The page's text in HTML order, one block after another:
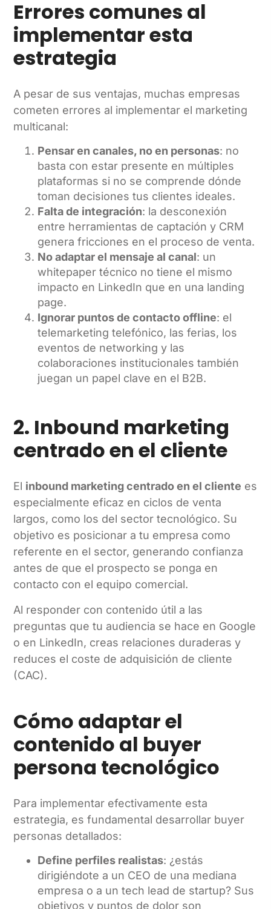
Errores comunes al
implementar esta
estrategia
A pesar de sus ventajas, muchas empresas
cometen errores al implementar el marketing
multicanal:
Pensar en canales, no en personas: no
basta con estar presente en múltiples
plataformas si no se comprende dónde
toman decisiones tus clientes ideales.
Falta de integración: la desconexión
entre herramientas de captación y CRM
genera fricciones en el proceso de venta.
No adaptar el mensaje al canal: un
whitepaper técnico no tiene el mismo
impacto en LinkedIn que en una landing
page.
Ignorar puntos de contacto offline: el
telemarketing telefónico, las ferias, los
eventos de networking y las
colaboraciones institucionales también
juegan un papel clave en el B2B.
2. Inbound marketing
centrado en el cliente
El inbound marketing centrado en el cliente es
especialmente eficaz en ciclos de venta
largos, como los del sector tecnológico. Su
objetivo es posicionar a tu empresa como
referente en el sector, generando confianza
antes de que el prospecto se ponga en
contacto con el equipo comercial.
Al responder con contenido útil a las
preguntas que tu audiencia se hace en Google
o en LinkedIn, creas relaciones duraderas y
reduces el coste de adquisición de cliente
(CAC).
Cómo adaptar el
contenido al buyer
persona tecnológico
Para implementar efectivamente esta
estrategia, es fundamental desarrollar buyer
personas detallados:
Define perfiles realistas: ¿estás
dirigiéndote a un CEO de una mediana
empresa o a un tech lead de startup? Sus
objetivos y puntos de dolor son